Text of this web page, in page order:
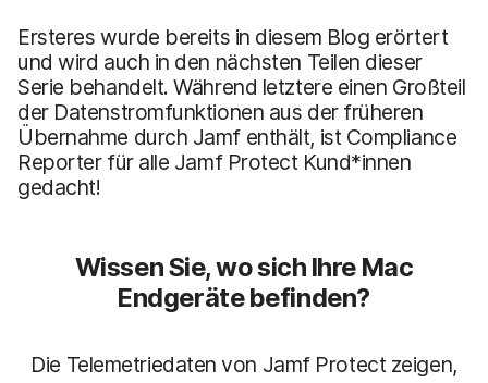
Ersteres wurde bereits in diesem Blog erörtert
und wird auch in den nächsten Teilen dieser
Serie behandelt. Während letztere einen Großteil
der Datenstromfunktionen aus der früheren
Übernahme durch Jamf enthält, ist Compliance
Reporter für alle Jamf Protect Kund*innen
gedacht!
Wissen Sie, wo sich Ihre Mac
Endgeräte befinden?
Die Telemetriedaten von Jamf Protect zeigen,